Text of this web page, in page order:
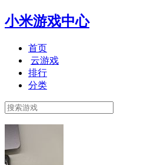
小米游戏中心
首页
云游戏
排行
分类